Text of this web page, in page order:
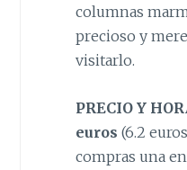
columnas
precioso y
visitarlo.
PRECIO Y
euros (6.2
compras una